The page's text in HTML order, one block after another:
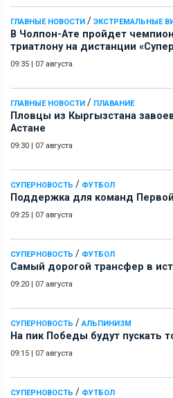
ГЛАВНЫЕ НОВОСТИ / ЭКСТРЕМАЛЬНЫЕ
В Чолпон-Ате пройдет
триатлону на дистанции
09:35 | 07 августа
ГЛАВНЫЕ НОВОСТИ / ПЛАВАНИЕ
Пловцы из Кыргызстана
Астане
09:30 | 07 августа
СУПЕРНОВОСТЬ / ФУТБОЛ
Поддержка для команд
09:25 | 07 августа
СУПЕРНОВОСТЬ / ФУТБОЛ
Самый дорогой трансфер в
09:20 | 07 августа
СУПЕРНОВОСТЬ / АЛЬПИНИЗМ
На пик Победы будут пускать
09:15 | 07 августа
СУПЕРНОВОСТЬ / ФУТБОЛ